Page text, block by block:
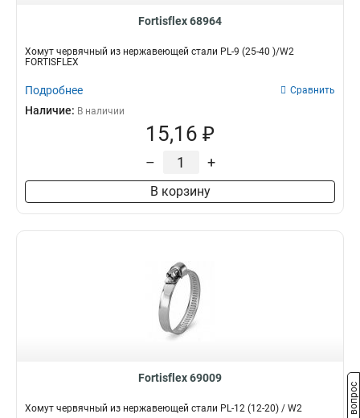
Fortisflex 68964
Хомут червячный из нержавеющей стали PL-9 (25-40 )/W2
FORTISFLEX
Подробнее Сравнить
Наличие: В наличии
15,16 ₽
– +
В корзину
Fortisflex 69009
Хомут червячный из нержавеющей стали PL-12 (12-20) / W2